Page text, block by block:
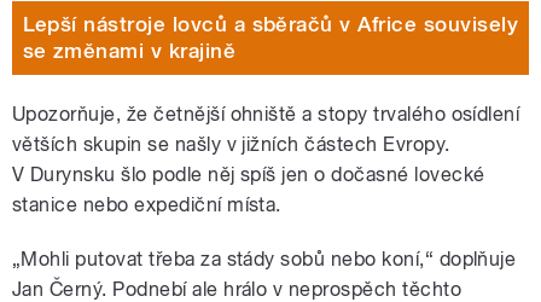
Lepší nástroje lovců a sběračů v Africe souvisely
se změnami v krajině
Upozorňuje, že četnější ohniště a stopy trvalého osídlení
větších skupin se našly v jižních částech Evropy.
V Durynsku šlo podle něj spíš jen o dočasné lovecké
stanice nebo expediční místa.
„Mohli putovat třeba za stády sobů nebo koní,“ doplňuje
Jan Černý. Podnebí ale hrálo v neprospěch těchto